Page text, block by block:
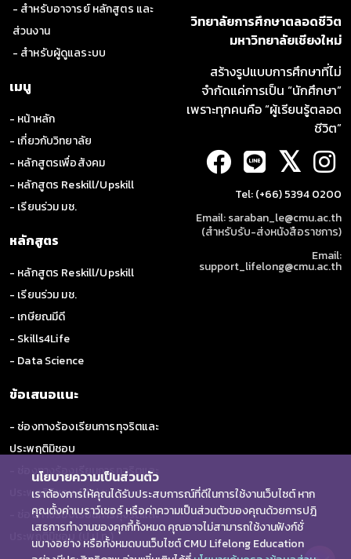
- สำหรับอาจารย์ หลักสูตร และ
ส่วนงาน
- สำหรับผู้ดูแลระบบ
เมนู
- หน้าหลัก
- เกี่ยวกับวิทยาลัย
- หลักสูตรเพื่อสังคม
- หลักสูตร Reskill/Upskill
- เรียนร่วม มช.
หลักสูตร
- หลักสูตร Reskill/Upskill
- เรียนร่วม มช.
- เกษียณมีดี
- Skills4Life
- Data Science
ข้อเสนอแนะ
- ช่องทางร้องเรียนการทุจริตและ
ประพฤติมิชอบ
- ช่องทางร้องเรียนการทุจริตและ
ประพฤติมิชอบ (ป.ป.ช.)
- ช่องทางร้องเรียนการทุจริตและ
ประพฤติมิชอบ (ป.ป.ท.)
วิทยาลัยการศึกษาตลอดชีวิต
มหาวิทยาลัยเชียงใหม่
สร้างรูปแบบการศึกษาที่ไม่
จำกัดแค่การเป็น “นักศึกษา”
เพราะทุกคนคือ “ผู้เรียนรู้ตลอด
ชีวิต”
𝕏
Tel: (+66) 5394 0200
Email: saraban_le@cmu.ac.th
(สำหรับรับ-ส่งหนังสือราชการ)
Email:
support_lifelong@cmu.ac.th
นโยบายความเป็นส่วนตัว
เราต้องการให้คุณได้รับประสบการณ์ที่ดีในการใช้งานเว็บไซต์ หาก
คุณตั้งค่าเบราว์เซอร์ หรือค่าความเป็นส่วนตัวของคุณด้วยการปฎิ
เสธการทำงานของคุกกี้ทั้งหมด คุณอาจไม่สามารถใช้งานฟังก์ชั่
นบางอย่าง หรือทั้งหมดบนเว็บไซต์ CMU Lifelong Education